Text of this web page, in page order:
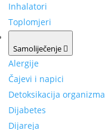
Inhalatori
Toplomjeri
Samoliječenje
Alergije
Čajevi i napici
Detoksikacija organizma
Dijabetes
Dijareja